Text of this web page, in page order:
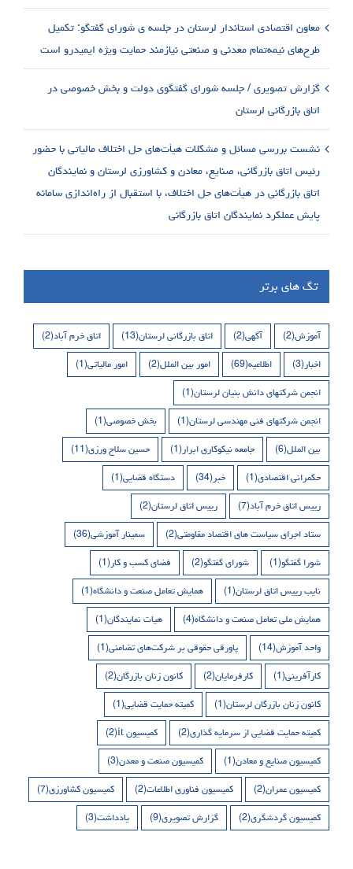
معاون اقتصادی استاندار لرستان در جلسه ی شورای گفتگو: تکمیل
طرح‌های نیمه‌تمام معدنی و صنعتی نیازمند حمایت ویژه ایمیدرو است
گزارش تصویری / جلسه شورای گفتگوی دولت و بخش خصوصی در
اتاق بازرگانی لرستان
نشست بررسی مسائل و مشکلات هیأت‌های حل اختلاف مالیاتی با حضور
رئیس اتاق بازرگانی، صنایع، معادن و کشاورزی لرستان و نمایندگان
اتاق بازرگانی در هیأت‌های حل اختلاف، با استقبال از راه‌اندازی سامانه
پایش عملکرد نمایندگان اتاق بازرگانی
تگ های برتر
آموزش(2) آگهی(2) اتاق بازرگانی لرستان(13) اتاق خرم آباد(2)
اخبار(3) اطلاعیه(69) امور بین الملل(2) امور مالیاتی(1)
انجمن شرکتهای دانش بنیان لرستان(1)
انجمن شرکتهای فنی مهندسی لرستان(1) بخش خصوصی(1)
بین الملل(6) جامعه نیکوکاری ابرار(1) حسین سلاح ورزی(11)
حکمرانی اقتصادی(1) خبر(34) دستگاه قضایی(1)
رییس اتاق خرم آباد(7) رییس اتاق لرستان(2)
ستاد اجرای سیاست های اقتصاد مقاومتی(2) سمینار آموزشی(36)
شورا گفتگو(1) شورای گفتگو(2) فضای کسب و کار(1)
نایب رییس اتاق لرستان(1) همایش تعامل صنعت و دانشگاه(1)
همایش ملی تعامل صنعت و دانشگاه(4) هیات نمایندگان(1)
واحد آموزش(14) پاورقی حقوقی بر شرکت‌های تضامنی(1)
کارآفرینی(1) کارفرمایان(2) کانون زنان بازرگان(2)
کانون زنان بازرگان لرستان(1) کمیته حمایت قضایی(1)
کمیته حمایت قضایی از سرمایه گذاری(2) کمیسیون it (2)
کمیسیون صنایع و معادن(1) کمیسیون صنعت و معدن(3)
کمیسیون عمران(2) کمیسیون فناوری اطلاعات(2) کمیسیون کشاورزی(7)
کمیسیون گردشگری(2) گزارش تصویری(9) یادداشت(3)